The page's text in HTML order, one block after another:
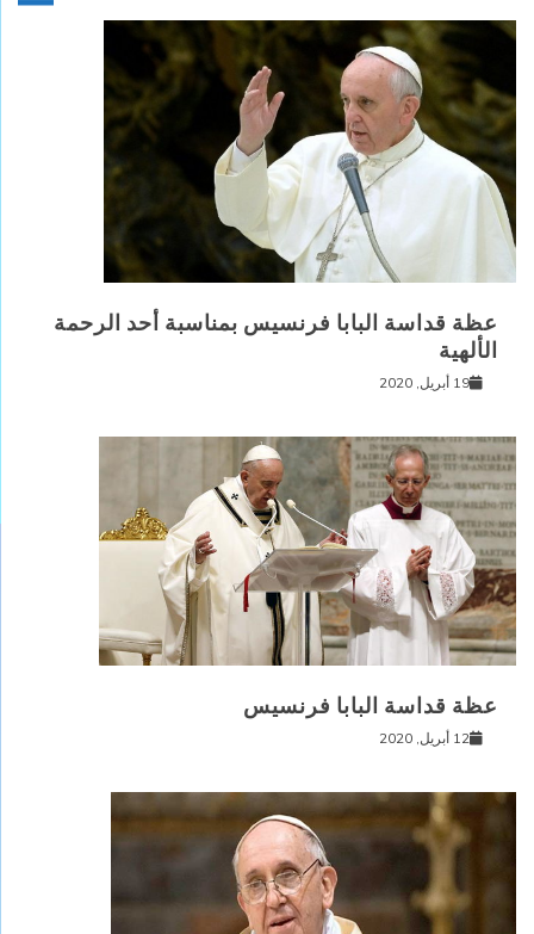
عظة قداسة البابا فرنسيس بمناسبة أحد الرحمة
الألهية
19 أبريل, 2020
عظة قداسة البابا فرنسيس
12 أبريل, 2020